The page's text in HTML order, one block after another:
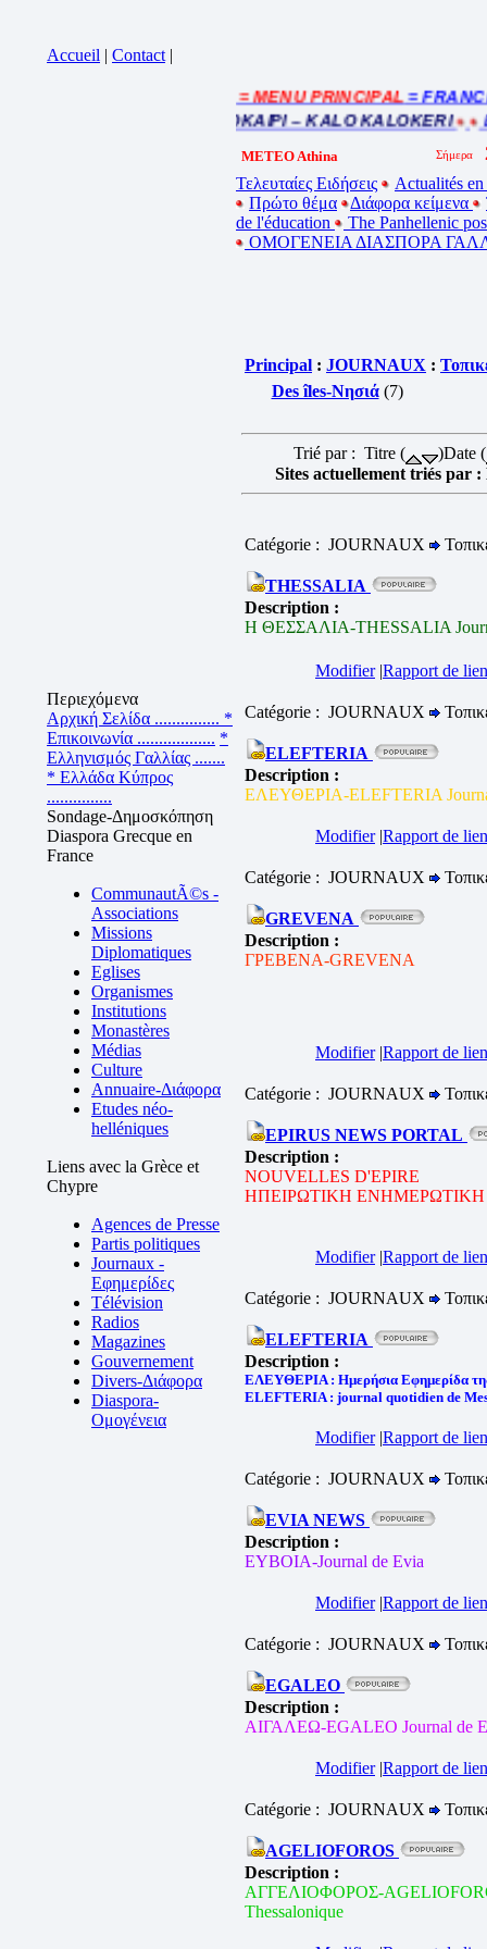
Accueil | Contact |
Περιεχόμενα
Αρχική Σελίδα ............... *
Επικοινωνία .................. *
Ελληνισμός Γαλλίας .......
* Ελλάδα Κύπρος
...............
Sondage-Δημοσκόπηση
Diaspora Grecque en
France
CommunautÃ©s -
Associations
Missions
Diplomatiques
Eglises
Organismes
Institutions
Monastères
Médias
Culture
Annuaire-Διάφορα
Etudes néo-
helléniques
Liens avec la Grèce et
Chypre
Agences de Presse
Partis politiques
Journaux -
Εφημερίδες
Télévision
Radios
Magazines
Gouvernement
Divers-Διάφορα
Diaspora-
Ομογένεια
= MENU PRINCIPAL=
BEL ETE – ΚΑΛΟ ΚΑΛΟΚΑΙΡΙ – KALO KALOKERI
METEO Athina
Τελευταίες Ειδήσεις
Actualités
Πρώτο θέμα
Διάφορα κείμενα
de l'éducation
The Panhellenic
ΟΜΟΓΕΝΕΙΑ ΔΙΑΣΠΟΡΑ
Principal : JOURNAUX :
Des îles-Νησιά(7)
Trié par : Titre (
)Date (
Sites actuellement triés par
Catégorie : JOURNAUX
THESSALIA
Description :
Η ΘΕΣΣΑΛΙΑ-THESSALIA
Modifier|Rapport de
Catégorie : JOURNAUX
ELEFTERIA
Description :
ΕΛΕΥΘΕΡΙΑ-ELEFTERIA
Modifier|Rapport de
Catégorie : JOURNAUX
GREVENA
Description :
ΓΡΕΒΕΝΑ-GREVENA
Modifier|Rapport de
Catégorie : JOURNAUX
EPIRUS NEWS PORTAL
Description :
NOUVELLES D'EPIRE
ΗΠΕΙΡΩΤΙΚΗ
Modifier|Rapport de
Catégorie : JOURNAUX
ELEFTERIA
Description :
ΕΛΕΥΘΕΡΙΑ : Ημερήσια Εφημερίδα
ELEFTERIA : journal quotidien de
Modifier|Rapport de
Catégorie : JOURNAUX
EVIA NEWS
Description :
ΕΥΒΟΙΑ-Journal de Evia
Modifier|Rapport de
Catégorie : JOURNAUX
EGALEO
Description :
ΑΙΓΑΛΕΩ-EGALEO Journal de
Modifier|Rapport de
Catégorie : JOURNAUX
AGELIOFOROS
Description :
ΑΓΓΕΛΙΟΦΟΡΟΣ-
Thessalonique